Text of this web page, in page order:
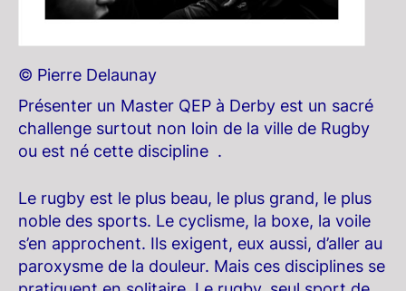
© Pierre Delaunay
Présenter un Master QEP à Derby est un sacré
challenge surtout non loin de la ville de Rugby
ou est né cette discipline .
Le rugby est le plus beau, le plus grand, le plus
noble des sports. Le cyclisme, la boxe, la voile
s’en approchent. Ils exigent, eux aussi, d’aller au
paroxysme de la douleur. Mais ces disciplines se